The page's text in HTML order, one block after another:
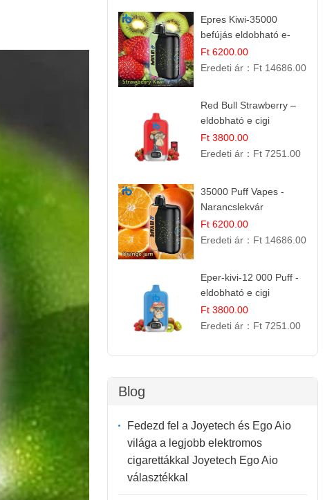
Epres Kiwi-35000
befújás eldobható e-
cigaretta
Ft 6200.00
Eredeti ár： Ft 14686.00
Red Bull Strawberry –
eldobható e cigi
Ft 3800.00
Eredeti ár： Ft 7251.00
35000 Puff Vapes -
Narancslekvár
Ft 6200.00
Eredeti ár： Ft 14686.00
Eper-kivi-12 000 Puff -
eldobható e cigi
Ft 3800.00
Eredeti ár： Ft 7251.00
Blog
Fedezd fel a Joyetech és Ego Aio
világa a legjobb elektromos
cigarettákkal Joyetech Ego Aio
választékkal